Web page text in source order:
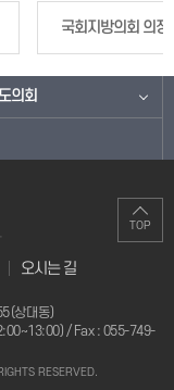
국회지방의회 의정
의회
오시는 길
(상대동)
/ Fax : 055-749-
RESERVED.
TOP